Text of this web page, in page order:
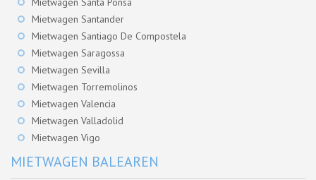
Mietwagen Santander
Mietwagen Santiago De Compostela
Mietwagen Saragossa
Mietwagen Sevilla
Mietwagen Torremolinos
Mietwagen Valencia
Mietwagen Valladolid
Mietwagen Vigo
MIETWAGEN BALEAREN